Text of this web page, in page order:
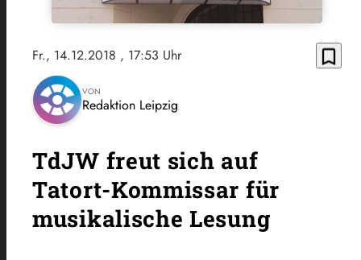
Fr., 14.12.2018 , 17:53 Uhr bookmark_border
VON
Redaktion Leipzig
TdJW freut sich auf
Tatort-Kommissar für
musikalische Lesung